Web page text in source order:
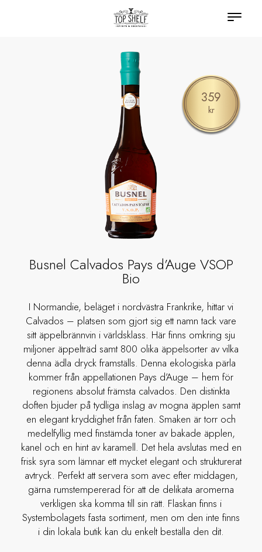
359
kr
Busnel Calvados Pays d’Auge VSOP
Bio
I Normandie, beläget i nordvästra Frankrike, hittar vi
Calvados – platsen som gjort sig ett namn tack vare
sitt äppelbrännvin i världsklass. Här finns omkring sju
miljoner äppelträd samt 800 olika äppelsorter av vilka
denna ädla dryck framställs. Denna ekologiska pärla
kommer från appellationen Pays d’Auge – hem för
regionens absolut främsta calvados. Den distinkta
doften bjuder på tydliga inslag av mogna äpplen samt
en elegant kryddighet från faten. Smaken är torr och
medelfyllig med finstämda toner av bakade äpplen,
kanel och en hint av karamell. Det hela avslutas med en
frisk syra som lämnar ett mycket elegant och strukturerat
avtryck. Perfekt att servera som avec efter middagen,
gärna rumstempererad för att de delikata aromerna
verkligen ska komma till sin rätt. Flaskan finns i
Systembolagets fasta sortiment, men om den inte finns
i din lokala butik kan du enkelt beställa den dit.